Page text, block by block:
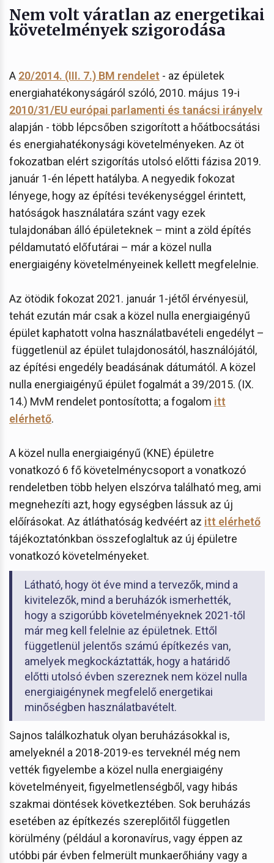
Nem volt váratlan az energetikai
követelmények szigorodása
A 20/2014. (III. 7.) BM rendelet - az épületek
energiahatékonyságáról szóló, 2010. május 19-i
2010/31/EU európai parlamenti és tanácsi irányelv
alapján - több lépcsőben szigorított a hőátbocsátási
és energiahatékonysági követelményeken. Az öt
fokozatban elért szigorítás utolsó előtti fázisa 2019.
január 1-én lépett hatályba. A negyedik fokozat
lényege, hogy az építési tevékenységgel érintett,
hatóságok használatára szánt vagy ezek
tulajdonában álló épületeknek – mint a zöld építés
példamutató előfutárai – már a közel nulla
energiaigény követelményeinek kellett megfelelnie.
Az ötödik fokozat 2021. január 1-jétől érvényesül,
tehát ezután már csak a közel nulla energiaigényű
épület kaphatott volna használatbavételi engedélyt –
függetlenül az épület tulajdonosától, használójától,
az építési engedély beadásának dátumától. A közel
nulla energiaigényű épület fogalmát a 39/2015. (IX.
14.) MvM rendelet pontosította; a fogalom itt
elérhető.
A közel nulla energiaigényű (KNE) épületre
vonatkozó 6 fő követelménycsoport a vonatkozó
rendeletben több helyen elszórva található meg, ami
megnehezíti azt, hogy egységben lássuk az új
előírásokat. Az átláthatóság kedvéért az itt elérhető
tájékoztatónkban összefoglaltuk az új épületre
vonatkozó követelményeket.
Látható, hogy öt éve mind a tervezők, mind a
kivitelezők, mind a beruházók ismerhették,
hogy a szigorúbb követelményeknek 2021-től
már meg kell felelnie az épületnek. Ettől
függetlenül jelentős számú építkezés van,
amelyek megkockáztatták, hogy a határidő
előtti utolsó évben szereznek nem közel nulla
energiaigénynek megfelelő energetikai
minőségben használatbavételt.
Sajnos találkozhatuk olyan beruházásokkal is,
amelyeknél a 2018-2019-es terveknél még nem
vették figyelembe a közel nulla energiaigény
követelményeit, figyelmetlenségből, vagy hibás
szakmai döntések következtében. Sok beruházás
esetében az építkezés szereplőitől független
körülmény (például a koronavírus, vagy éppen az
utóbbi pár évben felmerült munkaerőhiány vagy a